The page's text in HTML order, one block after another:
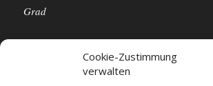
Cookie-Zustimmung
verwalten
Grad